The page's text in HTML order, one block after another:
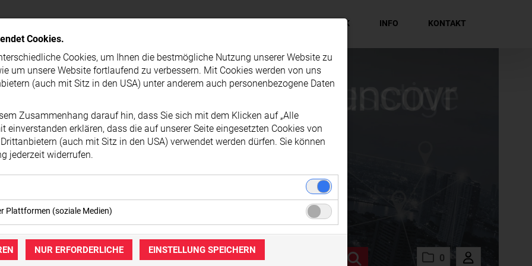
MEDIATHEK INFO KONTAKT
0
Cookies.
Cookies, um Ihnen die best­mögliche Nutzung unserer Website zu
um unsere Website fortlaufend zu verbessern. Mit Cookies werden von uns
(auch mit Sitz in den USA) unter anderem auch personenbezogene Daten
Zusammenhang darauf hin, dass Sie sich mit dem Klicken auf „Alle
ein­ver­standen erklären, dass die auf unserer Seite eingesetzten Cookies von
(auch mit Sitz in den USA) verwendet werden dürfen. Sie können
jederzeit widerrufen.
ermöglichen grundlegende Funktionen und sind für die einwandfreie
erforderlich. Diese Cookies speichern keine personenbezogenen Daten
Dritten übermittelt.
der Website (Erstanbieter)
Plattformen (soziale Medien)
werden. Dadurch werden auch Cookies der Drittanbieter auf Ihrem
Das inkludiert auch Anbieter mit Sitz in den USA.
NUR ERFORDERLICHE EINSTELLUNG SPEICHERN